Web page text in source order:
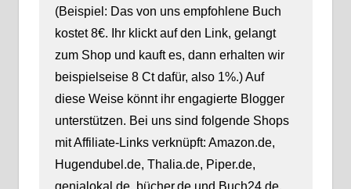
(Beispiel: Das von uns empfohlene Buch
kostet 8€. Ihr klickt auf den Link, gelangt
zum Shop und kauft es, dann erhalten wir
beispielseise 8 Ct dafür, also 1%.) Auf
diese Weise könnt ihr engagierte Blogger
unterstützen. Bei uns sind folgende Shops
mit Affiliate-Links verknüpft: Amazon.de,
Hugendubel.de, Thalia.de, Piper.de,
genialokal.de, bücher.de und Buch24.de.